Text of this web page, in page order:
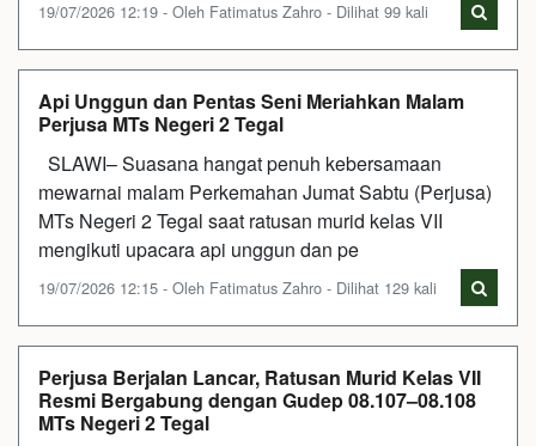
19/07/2026 12:19 - Oleh Fatimatus Zahro - Dilihat 99 kali
Api Unggun dan Pentas Seni Meriahkan Malam
Perjusa MTs Negeri 2 Tegal
SLAWI– Suasana hangat penuh kebersamaan
mewarnai malam Perkemahan Jumat Sabtu (Perjusa)
MTs Negeri 2 Tegal saat ratusan murid kelas VII
mengikuti upacara api unggun dan pe
19/07/2026 12:15 - Oleh Fatimatus Zahro - Dilihat 129 kali
Perjusa Berjalan Lancar, Ratusan Murid Kelas VII
Resmi Bergabung dengan Gudep 08.107–08.108
MTs Negeri 2 Tegal